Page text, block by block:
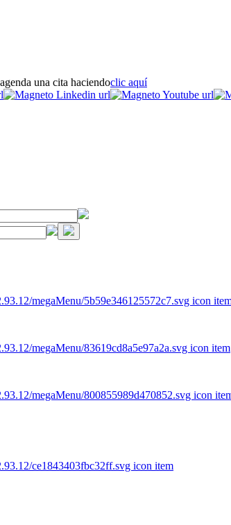
una cita haciendoclic aquí